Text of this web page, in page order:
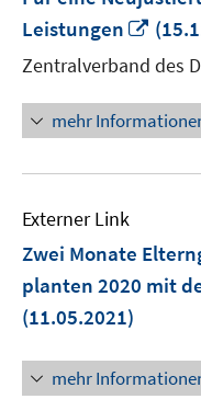
Leistungen
In
neuem
Zentralverband des
mehr
Externer Link
Zwei Monate
planten 2020 mit
(11.05.2021)
mehr